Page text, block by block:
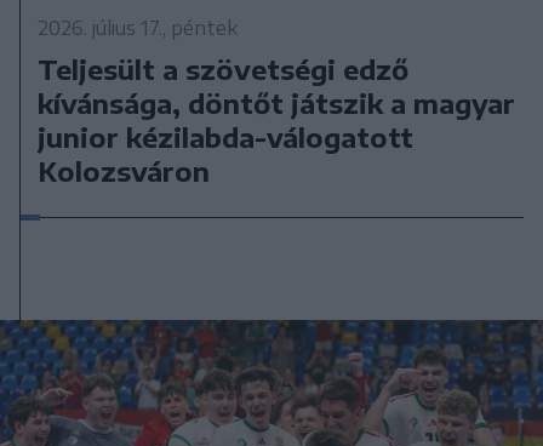
2026. július 17., péntek
Teljesült a szövetségi edző
kívánsága, döntőt játszik a magyar
junior kézilabda-válogatott
Kolozsváron